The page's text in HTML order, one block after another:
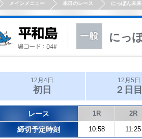
HOMEメインメニュー 本日のレース にっぽん未
にっ
12月4日
初日
12月5日
２日目
レース 1R 2R
締切予定時刻 10:58 11:25